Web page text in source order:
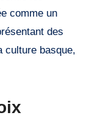
comme un
des
culture basque,